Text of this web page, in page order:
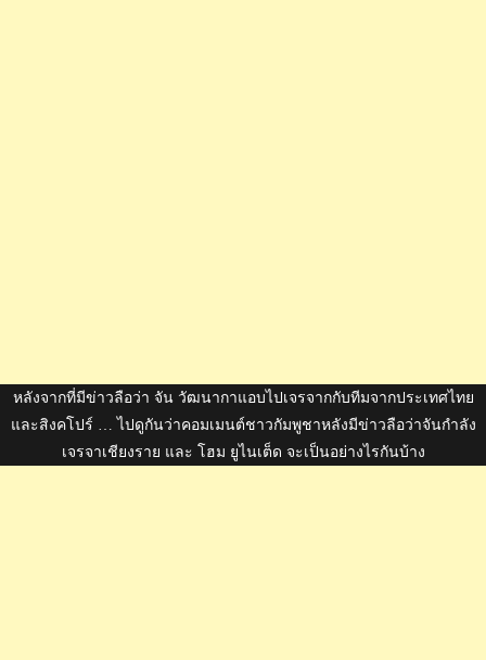
หลังจากที่มีข่าวลือว่า จัน วัฒนากาแอบไปเจรจากกับทีมจากประเทศไทย
และสิงคโปร์ … ไปดูกันว่าคอมเมนต์ชาวกัมพูชาหลังมีข่าวลือว่าจันกำลัง
เจรจาเชียงราย และ โฮม ยูไนเต็ด จะเป็นอย่างไรกันบ้าง